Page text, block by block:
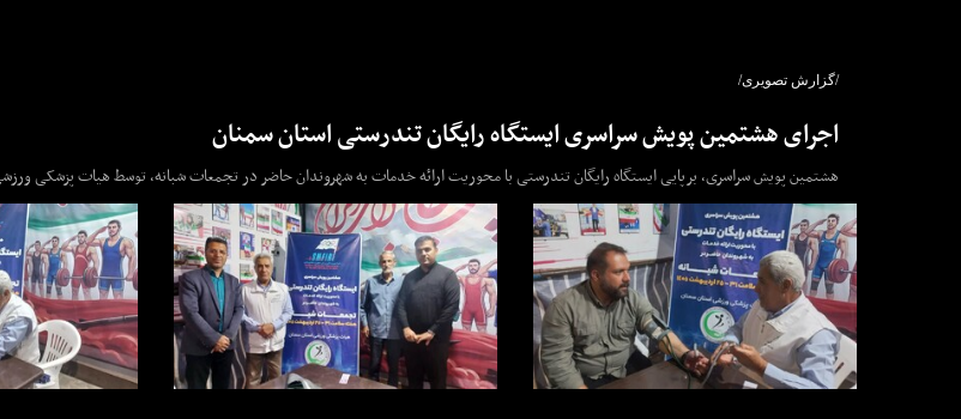
/گزارش تصویری/
اجرای هشتمین پویش سراسری ایستگاه رایگان تندرستی استان سمنان
هشتمین پویش سراسری، برپایی ایستگاه رایگان تندرستی با محوریت ارائه خدمات به شهروندان حاضر در تجمعات شبانه، توسط هیات پزشکی